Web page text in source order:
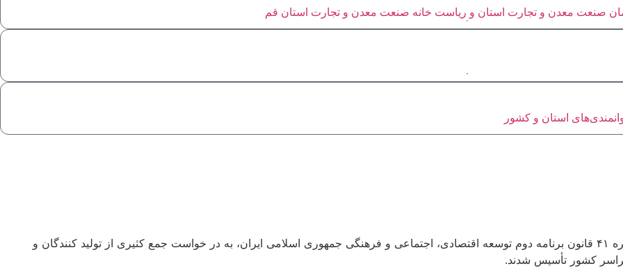
صنعت معدن و تجارت استان و ریاست خانه صنعت معدن و تجارت استان قم
استان و کشور
در راستای واگذاری وظایف دولت به بخش خصوصی و بر اساس تبصره ۴۱ قانون برنامه دوم توسعه اقتصادی، اجتماعی و فرهنگی جمهوری اسلامی ایران، به در خواست جمع کثیری از تولید کنندگان و
کشور تأسیس شدند.